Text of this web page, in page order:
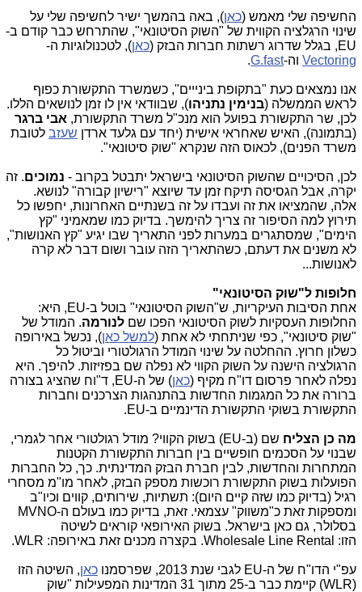
החשיפה שלי מאמש (כאן), באה בהמשך ישיר לחשיפה שלי על
שינוי הרגלציה הקווית של "השוק הסיטונאי", שהתרחש כבר קודם ב-
EU, בגלל שדרוג רשתות חברות הבזק (
כאן), לטכנולוגיות ה-
Vectoring וה-G.fast
.
אנו נמצאים כעת "בתקופת בינייים", כשמשרד התקשורת כפוף
לראש הממשלה (בנימין נתניהו), שבוודאי אין לו זמן לנושאים הללו.
לכן, שר התקשורת בפועל הוא מנכ"ל משרד התקשורת, אבי ברגר
(בתמונה), האיש שאחראי אישית (יחד עם גלעד ארדן שעזב לטובת
משרד הפנים), לכאוס הזה שנקרא "שוק סיטונאי".
לכן, הסיכויים שהשוק הסיטונאי בישראל יתבטל בקרוב - נמוכים. זה
יקרה, אבל הגסיסה תיקח זמן עד שיוצא "רישיון קבורה" לנושא.
אלה, שהמציאו את זה ועבדו על זה בשנתיים האחרונות, יחפשו כל
תירוץ למה הסיפור זה צריך להימשך. בדיוק כמו שמאמיני "קץ
הימים", שמסתגרים במערות לפני התאריך שבו יגיע "קץ האנושות",
לא משנים את דעתם, כשהתאריך הזה עובר ושום דבר לא קרה
לאנושות...
חלופות ל"שוק הסיטונאי"
אחת הסיבות העיקריות, ש"השוק הסיטונאי" בוטל ב-EU, היא:
החלופות העסקיות לשוק הסיטונאי הפכו שם לנורמה. המודל של
"שוק סיטונאי", כפי שניתחתי לא אחת (למשל כאן), נכשל באירופה
כשלון חרוץ. ההחלטה על שינוי המודל הרגולטורי וביטול כל
הרגולציה הישנה על השוק הקווי לא נפלה שם בפזיזות. להיפך. היא
נפלה לאחר פרסום דו"ח מקיף (כאן
) של ה-EU, ד"וח שהציג בצורה
ברורה את כל המגמות החדשות בהתנהגות הצרכנים וחברות
התקשורת בשוקי התקשורת הדינמיים ב-EU.
מה כן הצליח
שם (ב-EU) בשוק הקווי? מודל רגולטורי אחר לגמרי,
שבנוי על הסכמים חופשיים בין חברות התקשורת הקטנות
המתחרות והחדשות, לבין חברת הבזק המדינתית. כך, כל החברות
הפועלות בשוק התקשורת רוכשות מספק הבזק, לאחר מו"מ מסחרי
רגיל (בדיוק כמו שזה קיים היום): תשתיות, שירותים, קווים וכיו"ב
ומספקות זאת כ"משווק" עצמאי. זאת, בדיוק כמו בעולם ה-MVNO
בסלולר, גם כאן בישראל. בשוק האירופאי קוראים לשיטה
הזו: Wholesale Line Rental. בקצרה מכנים זאת באירופה: WLR.
עפ"י הדו"ח של ה-EU לגבי שנת 2013, שפרסמנו כאן, השיטה הזו
(WLR) קיימת כבר ב-25 מתוך 31 המדינות המפעילות "שוק